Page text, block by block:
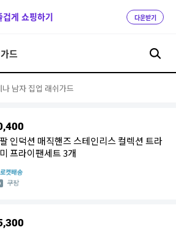
게 쇼핑하기 다운받기
나 남자 집업 래쉬가드
인덕션 매직핸즈 스테인리스 컬렉션 트라
프라이팬세트 3개
쿠팡